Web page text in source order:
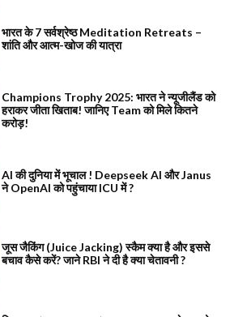
भारत के 7 सर्वश्रेष्ठ Meditation Retreats –
शांति और आत्म-खोज की यात्रा
Champions Trophy 2025: भारत ने न्यूजीलैंड को
हराकर जीता खिताब! जानिए Team को मिले कितने
करोड़!
AI की दुनिया में भूचाल ! Deepseek AI और Janus
ने OpenAI को पहुंचाया ICU में ?
जूस जैकिंग (Juice Jacking) स्कैम क्या है और इससे
बचाव कैसे करें? जाने RBI ने दी है क्या चेतावनी ?